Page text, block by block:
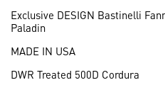
Exclusive DESIGN Bastinelli
Paladin
MADE IN USA
DWR Treated 500D Cordura